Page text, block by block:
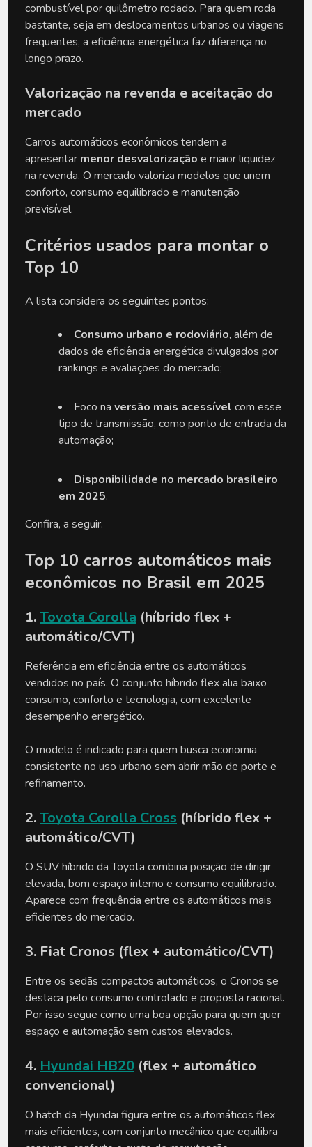
combustível por quilômetro rodado. Para quem roda
bastante, seja em deslocamentos urbanos ou viagens
frequentes, a eficiência energética faz diferença no
longo prazo.
Valorização na revenda e aceitação do
mercado
Carros automáticos econômicos tendem a
apresentar menor desvalorização e maior liquidez
na revenda. O mercado valoriza modelos que unem
conforto, consumo equilibrado e manutenção
previsível.
Critérios usados para montar o
Top 10
A lista considera os seguintes pontos:
Consumo urbano e rodoviário, além de
dados de eficiência energética divulgados por
rankings e avaliações do mercado;
Foco na versão mais acessível com esse
tipo de transmissão, como ponto de entrada da
automação;
Disponibilidade no mercado brasileiro
em 2025.
Confira, a seguir.
Top 10 carros automáticos mais
econômicos no Brasil em 2025
1. Toyota Corolla (híbrido flex +
automático/CVT)
Referência em eficiência entre os automáticos
vendidos no país. O conjunto híbrido flex alia baixo
consumo, conforto e tecnologia, com excelente
desempenho energético.
O modelo é indicado para quem busca economia
consistente no uso urbano sem abrir mão de porte e
refinamento.
2. Toyota Corolla Cross (híbrido flex +
automático/CVT)
O SUV híbrido da Toyota combina posição de dirigir
elevada, bom espaço interno e consumo equilibrado.
Aparece com frequência entre os automáticos mais
eficientes do mercado.
3. Fiat Cronos (flex + automático/CVT)
Entre os sedãs compactos automáticos, o Cronos se
destaca pelo consumo controlado e proposta racional.
Por isso segue como uma boa opção para quem quer
espaço e automação sem custos elevados.
4. Hyundai HB20 (flex + automático
convencional)
O hatch da Hyundai figura entre os automáticos flex
mais eficientes, com conjunto mecânico que equilibra